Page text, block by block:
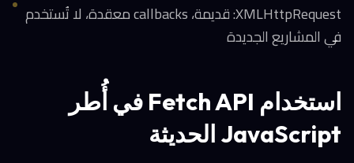
XMLHttpRequest: قديمة، callbacks معقدة، لا تُستخدم
في المشاريع الجديدة
استخدام Fetch API في أُطر
JavaScript الحديثة